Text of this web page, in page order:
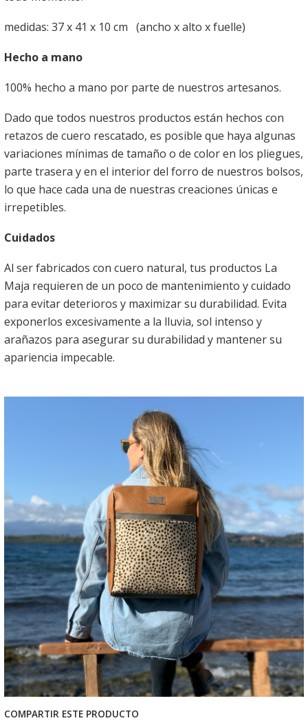
medidas: 37 x 41 x 10 cm (ancho x alto x fuelle)
Hecho a mano
100% hecho a mano por parte de nuestros artesanos.
Dado que todos nuestros productos están hechos con
retazos de cuero rescatado, es posible que haya algunas
variaciones mínimas de tamaño o de color en los pliegues,
parte trasera y en el interior del forro de nuestros bolsos,
lo que hace cada una de nuestras creaciones únicas e
irrepetibles.
Cuidados
Al ser fabricados con cuero natural, tus productos La
Maja requieren de un poco de mantenimiento y cuidado
para evitar deterioros y maximizar su durabilidad. Evita
exponerlos excesivamente a la lluvia, sol intenso y
arañazos para asegurar su durabilidad y mantener su
apariencia impecable.
COMPARTIR ESTE PRODUCTO